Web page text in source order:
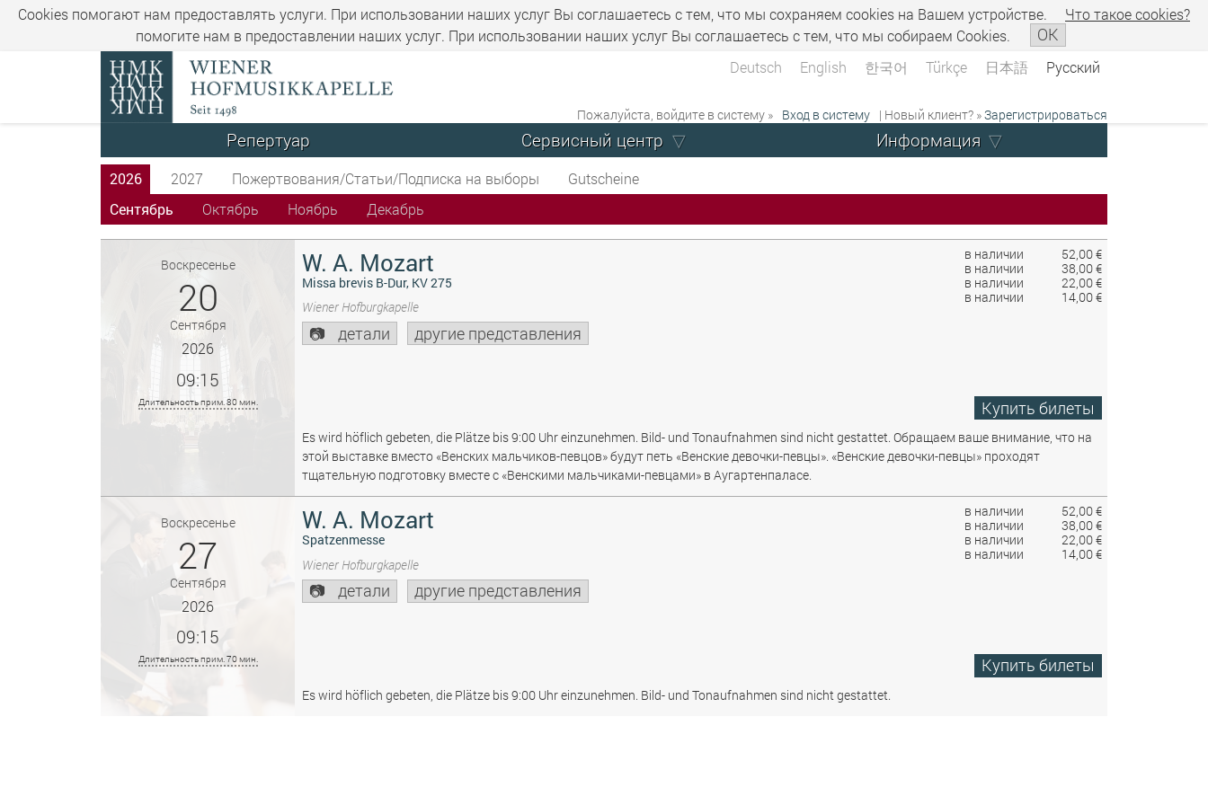
Cookies помогают нам предоставлять услуги. При использовании наших услуг Вы соглашаетесь с тем, что мы сохраняем сookies на Вашем устройстве.
Что такое сookies?
помогите нам в предоставлении наших услуг. При использовании наших услуг Вы соглашаетесь с тем, что мы собираем Cookies.
OK
Deutsch English 한국어 Türkçe 日本語 Русский
Пожалуйста, войдите в систему » Вход в систему | Новый клиент? »Зарегистрироваться
Репертуар Сервисный центр Информация
2026 2027 Пожертвования/Статьи/Подписка на выборы
Gutscheine
Сентябрь
Октябрь Ноябрь Декабрь
в наличии
52,00 €
в наличии
38,00 €
в наличии
22,00 €
в наличии
14,00 €
Воскресенье
20
Сентября
2026
09:15
Длительность прим. 80 мин.
W. A. Mozart
Missa brevis B-Dur, KV 275
Wiener Hofburgkapelle
детали другие представления
Купить билеты
Es wird höflich gebeten, die Plätze bis 9:00 Uhr einzunehmen. Bild- und Tonaufnahmen sind nicht gestattet. Обращаем ваше внимание, что на
этой выставке вместо «Венских мальчиков-певцов» будут петь «Венские девочки-певцы». «Венские девочки-певцы» проходят
тщательную подготовку вместе с «Венскими мальчиками-певцами» в Аугартенпаласе.
в наличии
52,00 €
в наличии
38,00 €
в наличии
22,00 €
в наличии
14,00 €
Воскресенье
27
Сентября
2026
09:15
Длительность прим. 70 мин.
W. A. Mozart
Spatzenmesse
Wiener Hofburgkapelle
детали другие представления
Купить билеты
Es wird höflich gebeten, die Plätze bis 9:00 Uhr einzunehmen. Bild- und Tonaufnahmen sind nicht gestattet.